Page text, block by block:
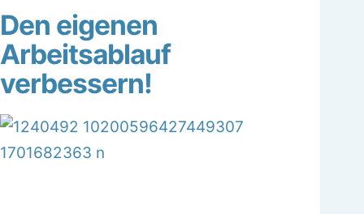
Den eigenen
Arbeitsablauf
verbessern!